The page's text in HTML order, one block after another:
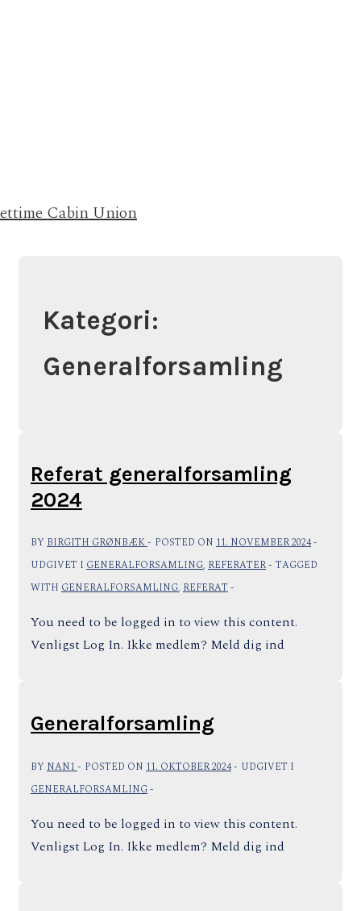
Cabin Union
Kategori:
Generalforsamling
Referat generalforsamling
2024
BY BIRGITH GRØNBÆK POSTED ON 11. NOVEMBER 2024
UDGIVET I GENERALFORSAMLING, REFERATER
TAGGED
WITH GENERALFORSAMLING, REFERAT
You need to be logged in to view this content.
Venligst Log In. Ikke medlem? Meld dig ind
Generalforsamling
BY NAN1 POSTED ON 11. OKTOBER 2024
UDGIVET I
GENERALFORSAMLING
You need to be logged in to view this content.
Venligst Log In. Ikke medlem? Meld dig ind